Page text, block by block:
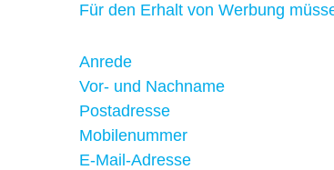
Für den Erhalt von Werbung
Anrede
Vor- und Nachname
Postadresse
Mobilenummer
E-Mail-Adresse